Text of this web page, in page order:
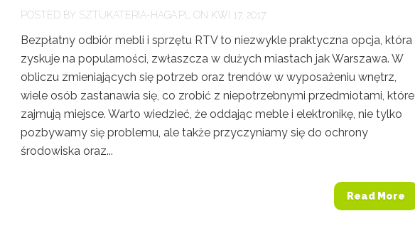
POSTED BY SZTUKATERIA-HAGA.PL ON KWI 17, 2017
Bezpłatny odbiór mebli i sprzętu RTV to niezwykle praktyczna opcja, która
zyskuje na popularności, zwłaszcza w dużych miastach jak Warszawa. W
obliczu zmieniających się potrzeb oraz trendów w wyposażeniu wnętrz,
wiele osób zastanawia się, co zrobić z niepotrzebnymi przedmiotami, które
zajmują miejsce. Warto wiedzieć, że oddając meble i elektronikę, nie tylko
pozbywamy się problemu, ale także przyczyniamy się do ochrony
środowiska oraz...
Read More